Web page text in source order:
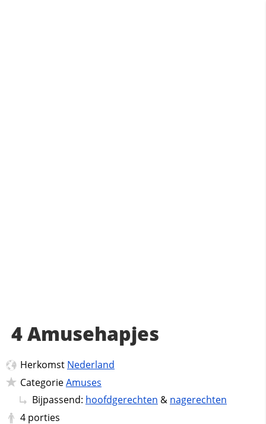
4 Amusehapjes
Herkomst Nederland
CategorieAmuses
Bijpassend: hoofdgerechten & nagerechten
4 porties